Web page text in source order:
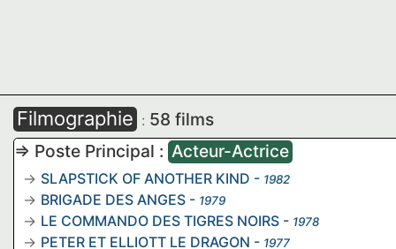
Filmographie : 58 films
=> Poste Principal : Acteur-Actrice
SLAPSTICK OF ANOTHER KIND - 1982
BRIGADE DES ANGES - 1979
LE COMMANDO DES TIGRES NOIRS - 1978
PETER ET ELLIOTT LE DRAGON - 1977